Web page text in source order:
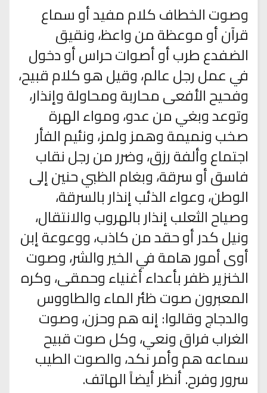
وصوت الخطاف كلام مفيد أو سماع
قرآن أو موعظة من واعظ، ونقيق
الضفدع طرب أو أصوات حراس أو دخول
في عمل رجل عالم، وقيل هو كلام قبيح،
وفحيح الأفعى محاربة ومحاولة وإنذار،
وتوعد وبغي من عدو، ومواء الهرة
صخب ونميمة وهمز ولمز، ونئيم الفأر
اجتماع وألفة رزق، وضرر من رجل نقاب
فاسق أو سرقة، وبغام الظبي حنين إلى
الوطن، وعواء الذئب إنذار بالسرقة،
وصياح الثعلب إنذار بالهروب والانتقال،
ونيل كدر أو حقد من كاذب، ووعوعة إبن
أوى أمور هامة في الخير والشر، وصوت
الخنزير ظفر بأعداء أغنياء وحمقى، وكره
المعبرون صوت ظئر الماء والطاووس
والدجاج وقالوا: إنه هم وحزن، وصوت
الغراب فراق ونعي، وكل صوت قبيح
سماعه هم وأمر نكد، والصوت الطيب
سرور وفرح. أنظر أيضاً الهاتف.